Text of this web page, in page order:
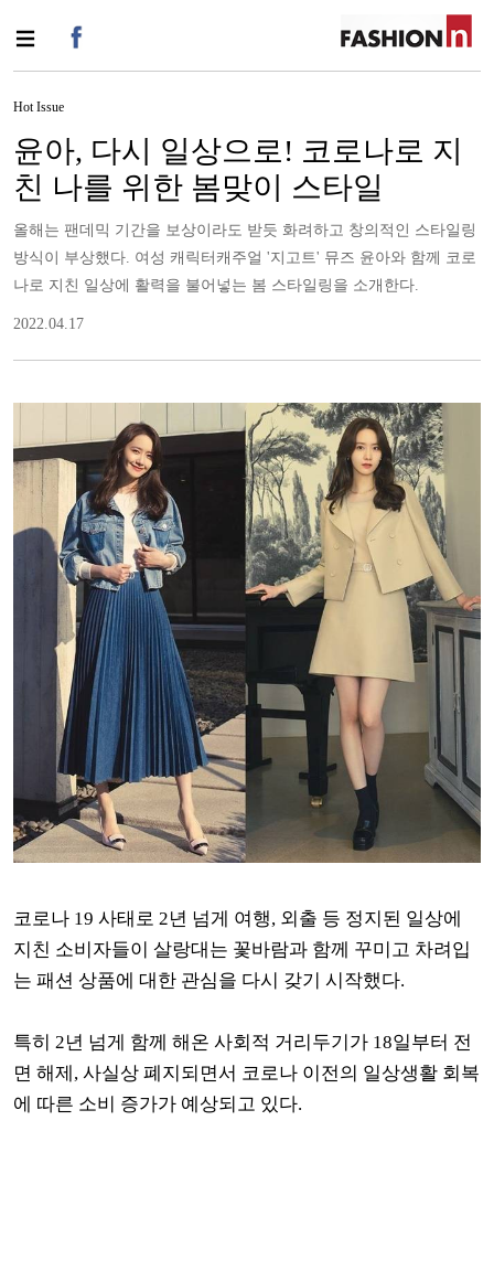
Hot Issue
윤아, 다시 일상으로! 코로나로 지
친 나를 위한 봄맞이 스타일
올해는 팬데믹 기간을 보상이라도 받듯 화려하고 창의적인 스타일링
방식이 부상했다. 여성 캐릭터캐주얼 '지고트' 뮤즈 윤아와 함께 코로
나로 지친 일상에 활력을 불어넣는 봄 스타일링을 소개한다.
2022.04.17
코로나 19 사태로 2년 넘게 여행, 외출 등 정지된 일상에
지친 소비자들이 살랑대는 꽃바람과 함께 꾸미고 차려입
는 패션 상품에 대한 관심을 다시 갖기 시작했다.
특히 2년 넘게 함께 해온 사회적 거리두기가 18일부터 전
면 해제, 사실상 폐지되면서 코로나 이전의 일상생활 회복
에 따른 소비 증가가 예상되고 있다.